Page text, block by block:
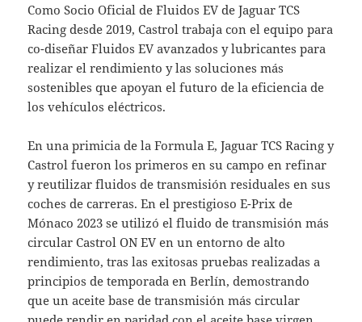
Como Socio Oficial de Fluidos EV de Jaguar TCS
Racing desde 2019, Castrol trabaja con el equipo para
co-diseñar Fluidos EV avanzados y lubricantes para
realizar el rendimiento y las soluciones más
sostenibles que apoyan el futuro de la eficiencia de
los vehículos eléctricos.
En una primicia de la Formula E, Jaguar TCS Racing y
Castrol fueron los primeros en su campo en refinar
y reutilizar fluidos de transmisión residuales en sus
coches de carreras. En el prestigioso E-Prix de
Mónaco 2023 se utilizó el fluido de transmisión más
circular Castrol ON EV en un entorno de alto
rendimiento, tras las exitosas pruebas realizadas a
principios de temporada en Berlín, demostrando
que un aceite base de transmisión más circular